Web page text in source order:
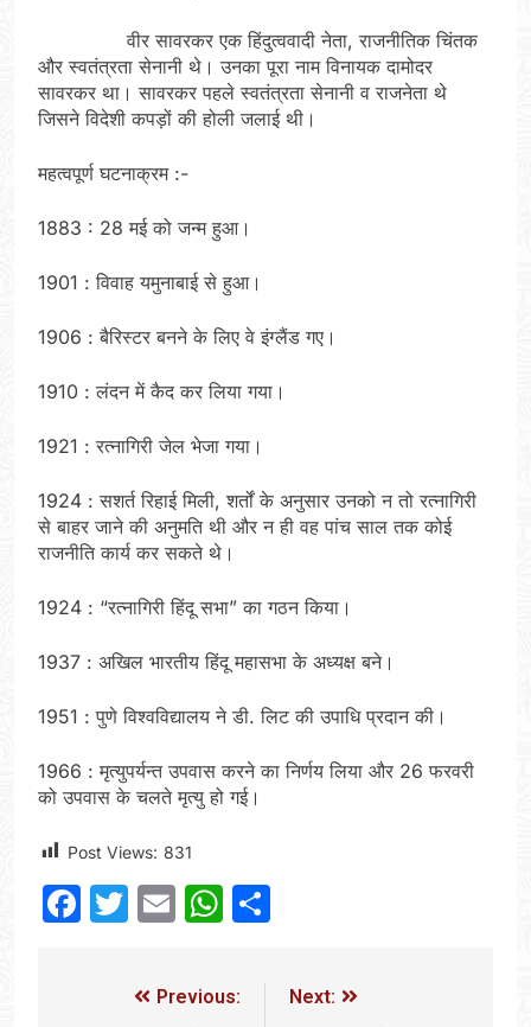
वीर सावरकर एक हिंदुत्ववादी नेता, राजनीतिक चिंतक
और स्वतंत्रता सेनानी थे। उनका पूरा नाम विनायक दामोदर
सावरकर था। सावरकर पहले स्वतंत्रता सेनानी व राजनेता थे
जिसने विदेशी कपड़ों की होली जलाई थी।
महत्वपूर्ण घटनाक्रम :-
1883 : 28 मई को जन्म हुआ।
1901 : विवाह यमुनाबाई से हुआ।
1906 : बैरिस्टर बनने के लिए वे इंग्लैंड गए।
1910 : लंदन में कैद कर लिया गया।
1921 : रत्नागिरी जेल भेजा गया।
1924 : सशर्त रिहाई मिली, शर्तों के अनुसार उनको न तो रत्नागिरी
से बाहर जाने की अनुमति थी और न ही वह पांच साल तक कोई
राजनीति कार्य कर सकते थे।
1924 : “रत्नागिरी हिंदू सभा” का गठन किया।
1937 : अखिल भारतीय हिंदू महासभा के अध्यक्ष बने।
1951 : पुणे विश्वविद्यालय ने डी. लिट की उपाधि प्रदान की।
1966 : मृत्युपर्यन्त उपवास करने का निर्णय लिया और 26 फरवरी
को उपवास के चलते मृत्यु हो गई।
Post Views: 831
Facebook
Twitter
EmailWhatsApp
Previous:
Next: